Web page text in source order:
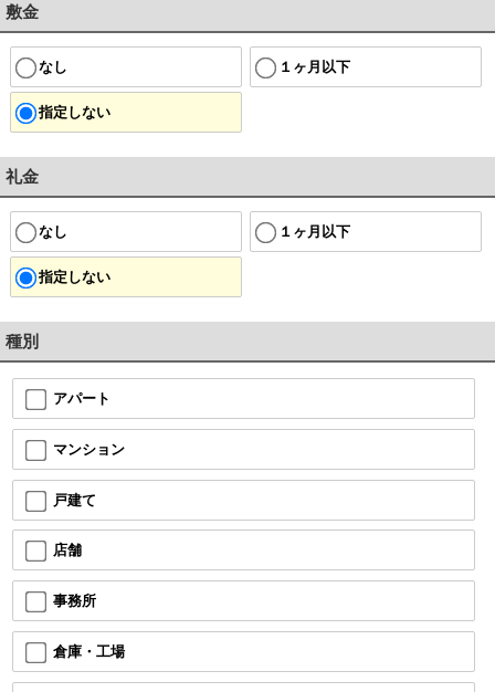
敷金
なし １ヶ月以下
指定しない
礼金
なし １ヶ月以下
指定しない
種別
アパート
マンション
戸建て
店舗
事務所
倉庫・工場